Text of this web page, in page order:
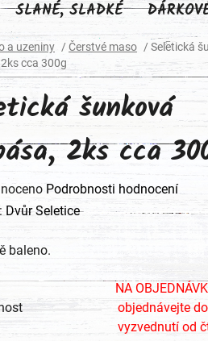
SLANÉ, SLADKÉ
a uzeniny /Čerstvé maso /Seletická
cca 300g
šunková
2ks cca
Podrobnosti hodnocení
Dvůr Seletice
baleno.
NA
objednávejte
vyzvednutí od